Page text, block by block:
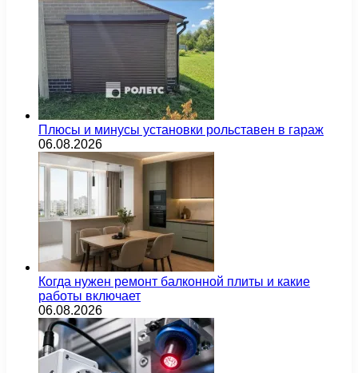
Плюсы и минусы установки рольставен в гараж
06.08.2026
Когда нужен ремонт балконной плиты и какие
работы включает
06.08.2026